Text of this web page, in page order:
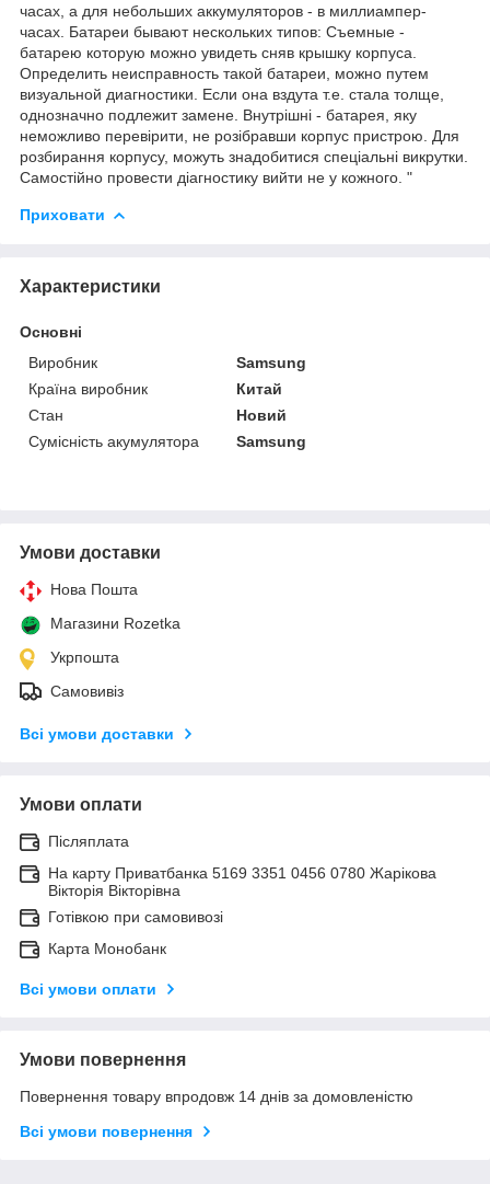
часах, а для небольших аккумуляторов - в миллиампер-
часах. Батареи бывают нескольких типов: Съемные -
батарею которую можно увидеть сняв крышку корпуса.
Определить неисправность такой батареи, можно путем
визуальной диагностики. Если она вздута т.е. стала толще,
однозначно подлежит замене. Внутрішні - батарея, яку
неможливо перевірити, не розібравши корпус пристрою. Для
розбирання корпусу, можуть знадобитися спеціальні викрутки.
Самостійно провести діагностику вийти не у кожного. "
Приховати
Характеристики
Основні
Виробник
Samsung
Країна виробник
Китай
Стан
Новий
Сумісність акумулятора
Samsung
Умови доставки
Нова Пошта
Магазини Rozetka
Укрпошта
Самовивіз
Всі умови доставки
Умови оплати
Післяплата
На карту Приватбанка 5169 3351 0456 0780 Жарікова
Вікторія Вікторівна
Готівкою при самовивозі
Карта Монобанк
Всі умови оплати
Умови повернення
Повернення товару впродовж 14 днів за домовленістю
Всі умови повернення